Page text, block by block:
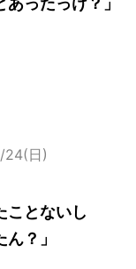
24(日)
ことないし
？」